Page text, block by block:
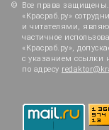
Все права
«Красраб.ру»
и читателями,
частичное
«Красраб.ру»,
с указанием ссылки
по адресу